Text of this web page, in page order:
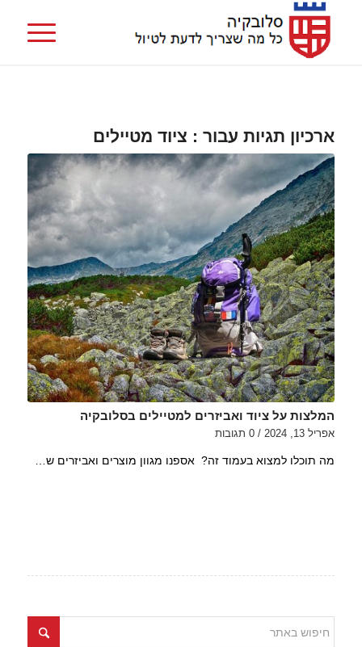
ארכיון תגיות עבור : ציוד מטיילים
המלצות על ציוד ואביזרים למטיילים בסלובקיה
אפריל 13, 2024 / 0 תגובות
מה תוכלו למצוא בעמוד זה? אספנו מגוון מוצרים ואביזרים ש…